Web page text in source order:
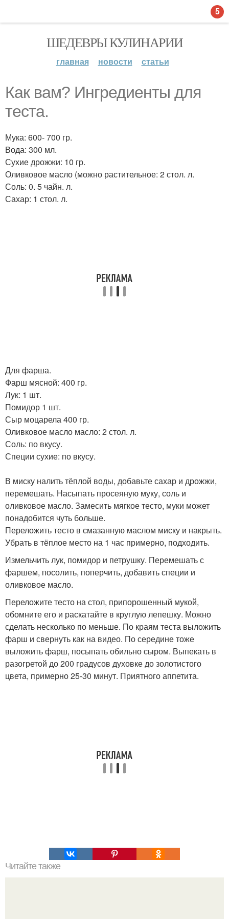
ШЕДЕВРЫ КУЛИНАРИИ
главная новости статьи
Как вам? Ингредиенты для
теста.
Мука: 600- 700 гр.
Вода: 300 мл.
Сухие дрожжи: 10 гр.
Оливковое масло (можно растительное: 2 стол. л.
Соль: 0. 5 чайн. л.
Сахар: 1 стол. л.
Для фарша.
Фарш мясной: 400 гр.
Лук: 1 шт.
Помидор 1 шт.
Сыр моцарела 400 гр.
Оливковое масло масло: 2 стол. л.
Соль: по вкусу.
Специи сухие: по вкусу.
В миску налить тёплой воды, добавьте сахар и дрожжи,
перемешать. Насыпать просеяную муку, соль и
оливковое масло. Замесить мягкое тесто, муки может
понадобится чуть больше.
Переложить тесто в смазанную маслом миску и накрыть.
Убрать в тёплое место на 1 час примерно, подходить.
Измельчить лук, помидор и петрушку. Перемешать с
фаршем, посолить, поперчить, добавить специи и
оливковое масло.
Переложите тесто на стол, припорошенный мукой,
обомните его и раскатайте в круглую лепешку. Можно
сделать несколько по меньше. По краям теста выложить
фарш и свернуть как на видео. По середине тоже
выложить фарш, посыпать обильно сыром. Выпекать в
разогретой до 200 градусов духовке до золотистого
цвета, примерно 25-30 минут. Приятного аппетита.
Читайте также
5